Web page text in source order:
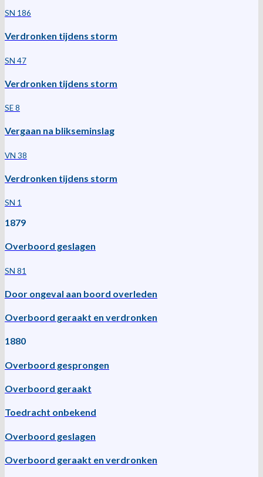
SN 186
Verdronken tijdens storm
SN 47
Verdronken tijdens storm
SE 8
Vergaan na blikseminslag
VN 38
Verdronken tijdens storm
SN 1
1879
Overboord geslagen
SN 81
Door ongeval aan boord overleden
Overboord geraakt en verdronken
1880
Overboord gesprongen
Overboord geraakt
Toedracht onbekend
Overboord geslagen
Overboord geraakt en verdronken